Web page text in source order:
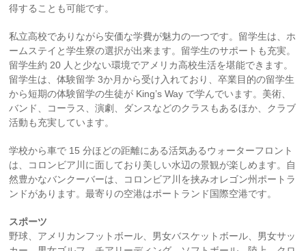
得することも可能です。
私立高校でありながら安価な学費が魅力の一つです。留学生は、ホ
ームステイと学生寮の選択が出来ます。留学生のサポートも充実。
留学生約 20 人と少ない環境でアメリカ高校生活を堪能できます。
留学生は、体験留学 3か月から受け入れており、卒業目的の留学生
から短期の体験留学の生徒が King’s Way で学んでいます。美術、
バンド、コーラス、演劇、ダンスなどのクラスもあるほか、クラブ
活動も充実しています。
学校から車で 15 分ほどの距離にある活気あるウォーターフロント
は、コロンビア川に面しており美しい水辺の景観が楽しめます。自
然豊かなバンクーバーは、コロンビア川を挟みオレゴン州ポートラ
ンドがあります。最寄りの空港はポートランド国際空港です。
スポーツ
野球、アメリカンフットボール、男女バスケットボール、男女サッ